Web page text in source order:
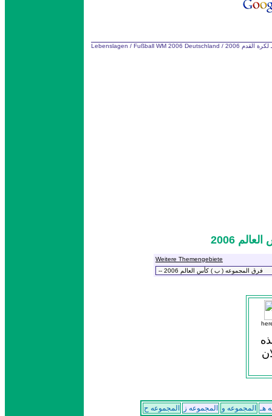
Lebenslagen / Fußball WM 2006 Deutschland / القدم 2006
2006
Weitere Themengebiete
المجموعه ح المجموعه ز المجموعه و هـ